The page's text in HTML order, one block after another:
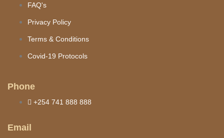
FAQ's
Privacy Policy
Terms & Conditions
Covid-19 Protocols
Phone
+254 741 888 888
Email